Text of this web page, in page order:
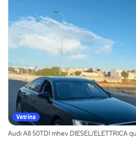
Vetrina
Audi A8 50TDI mhev DIESEL/ELETTRICA